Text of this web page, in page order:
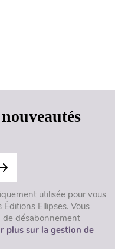
utilisée pour vous
Ellipses. Vous
de désabonnement
plus sur la gestion de